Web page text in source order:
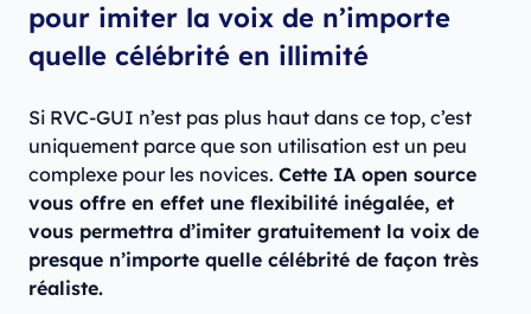
pour imiter la voix de n’importe
quelle célébrité en illimité
Si RVC-GUI n’est pas plus haut dans ce top, c’est
uniquement parce que son utilisation est un peu
complexe pour les novices. Cette IA open source
vous offre en effet une flexibilité inégalée, et
vous permettra d’imiter gratuitement la voix de
presque n’importe quelle célébrité de façon très
réaliste.